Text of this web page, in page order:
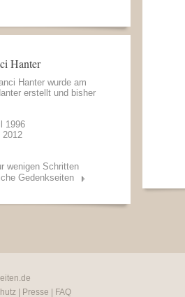
Hanter
Hanter wurde am
erstellt und bisher
1996
2012
wenigen Schritten
Gedenkseiten
Presse
FAQ